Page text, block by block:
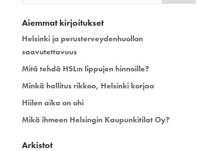
Aiemmat kirjoitukset
Helsinki ja perusterveydenhuollon
saavutettavuus
Mitä tehdä HSL:n lippujen hinnoille?
Minkä hallitus rikkoo, Helsinki korjaa
Hiilen aika on ohi
Mikä ihmeen Helsingin Kaupunkitilat Oy?
Arkistot